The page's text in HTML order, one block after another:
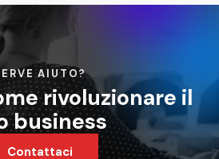
AIUTO?
rivoluzionare il
business
Contattaci